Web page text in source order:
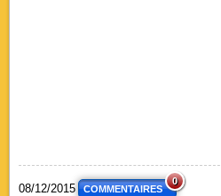
08/12/2015 COMMENTAIRES
0